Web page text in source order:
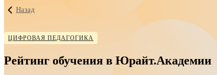
Назад
ЦИФРОВАЯ ПЕДАГОГИКА
Рейтинг обучения в Юрайт.Академии